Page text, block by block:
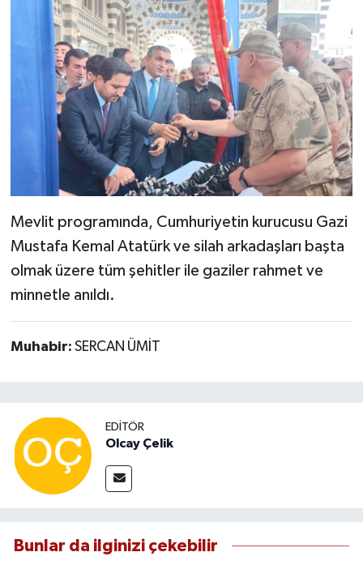
Mevlit programında, Cumhuriyetin kurucusu Gazi
Mustafa Kemal Atatürk ve silah arkadaşları başta
olmak üzere tüm şehitler ile gaziler rahmet ve
minnetle anıldı.
Muhabir: SERCAN ÜMİT
EDITÖR
Olcay Çelik
Bunlar da ilginizi çekebilir